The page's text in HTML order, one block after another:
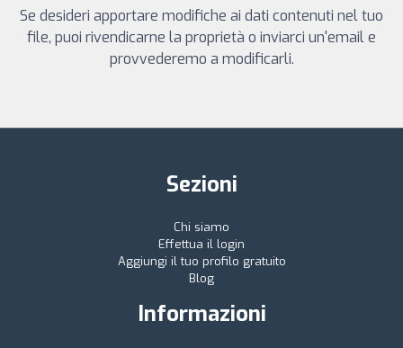
Se desideri apportare modifiche ai dati contenuti nel tuo
file, puoi rivendicarne la proprietà o inviarci un'email e
provvederemo a modificarli.
Sezioni
Chi siamo
Effettua il login
Aggiungi il tuo profilo gratuito
Blog
Informazioni